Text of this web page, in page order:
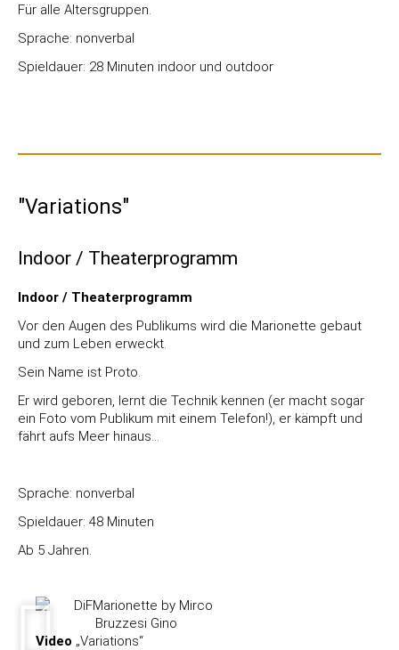
Für alle Altersgruppen.
Sprache: nonverbal
Spieldauer: 28 Minuten indoor und outdoor
"Variations"
Indoor / Theaterprogramm
Indoor / Theaterprogramm
Vor den Augen des Publikums wird die Marionette gebaut
und zum Leben erweckt.
Sein Name ist Proto.
Er wird geboren, lernt die Technik kennen (er macht sogar
ein Foto vom Publikum mit einem Telefon!), er kämpft und
fährt aufs Meer hinaus…
Sprache: nonverbal
Spieldauer: 48 Minuten
Ab 5 Jahren.
Video „Variations“